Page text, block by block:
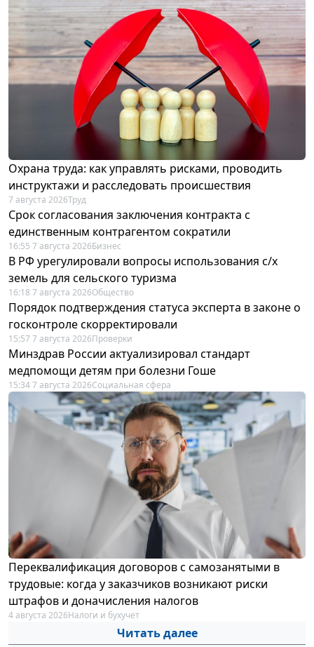
Охрана труда: как управлять рисками, проводить
инструктажи и расследовать происшествия
7 августа 2026Труд
Срок согласования заключения контракта с
единственным контрагентом сократили
16:55 7 августа 2026Бизнес
В РФ урегулировали вопросы использования с/х
земель для сельского туризма
16:18 7 августа 2026Общество
Порядок подтверждения статуса эксперта в законе о
госконтроле скорректировали
15:57 7 августа 2026Проверки
Минздрав России актуализировал стандарт
медпомощи детям при болезни Гоше
15:34 7 августа 2026Социальная сфера
Переквалификация договоров с самозанятыми в
трудовые: когда у заказчиков возникают риски
штрафов и доначисления налогов
4 августа 2026Налоги и бухучет
Читать далее